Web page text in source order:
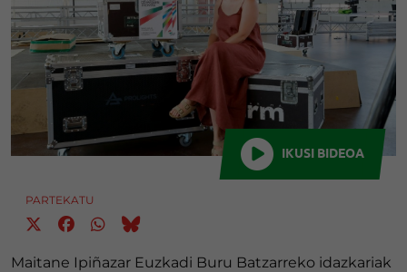
IKUSI BIDEOA
PARTEKATU
Maitane Ipiñazar Euzkadi Buru Batzarreko idazkariak